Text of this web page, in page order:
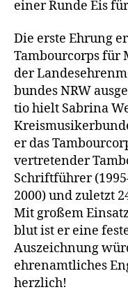
einer Run­de Eis
Die ers­te Ehrung
Tam­bour­corps für
der
bun­des NRW
tio hielt Sabri­na
er das
ver­tre­ten­der
Schrift­füh­rer
2000) und zuletzt
Mit gro­ßem
blut ist er eine
Aus­zeich­nung
ehren­amt­li­ches
herzlich!